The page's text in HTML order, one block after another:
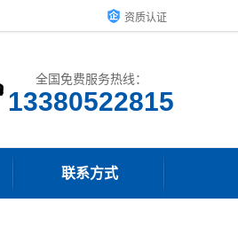
资质认证
全国免费服务热线：
13380522815
联系方式